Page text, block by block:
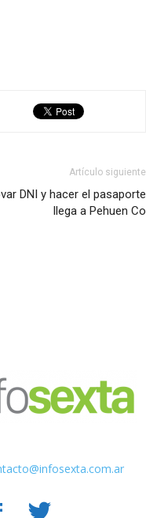
Artículo siguiente
DNI y hacer el pasaporte
llega a Pehuen Co